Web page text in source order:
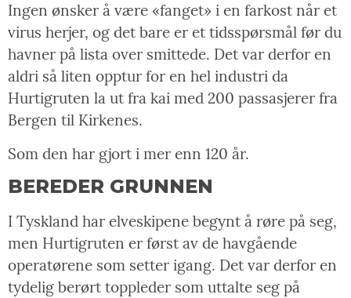
Ingen ønsker å være «fanget» i en farkost når et
virus herjer, og det bare er et tidsspørsmål før du
havner på lista over smittede. Det var derfor en
aldri så liten opptur for en hel industri da
Hurtigruten la ut fra kai med 200 passasjerer fra
Bergen til Kirkenes.
Som den har gjort i mer enn 120 år.
BEREDER GRUNNEN
I Tyskland har elveskipene begynt å røre på seg,
men Hurtigruten er først av de havgående
operatørene som setter igang. Det var derfor en
tydelig berørt toppleder som uttalte seg på